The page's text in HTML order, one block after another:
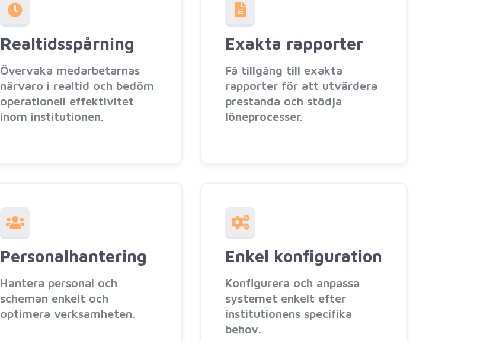
Realtidsspårning
Övervaka medarbetarnas
närvaro i realtid och bedöm
operationell effektivitet
inom institutionen.
Exakta rapporter
Få tillgång till exakta
rapporter för att utvärdera
prestanda och stödja
löneprocesser.
Personalhantering
Hantera personal och
scheman enkelt och
optimera verksamheten.
Enkel konfiguration
Konfigurera och anpassa
systemet enkelt efter
institutionens specifika
behov.